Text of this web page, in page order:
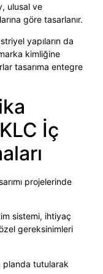
ulusal ve
göre tasarlanır.
yapıların da
kimliğine
tasarıma entegre
İç
projelerinde
sistemi, ihtiyaç
gereksinimleri
planda tutularak